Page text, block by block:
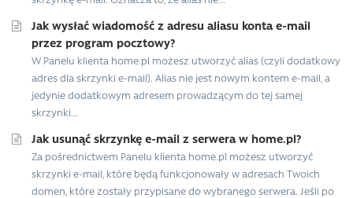
Jak wysłać wiadomość z adresu aliasu konta e-mail
przez program pocztowy?
W Panelu klienta home.pl możesz utworzyć alias (czyli dodatkowy
adres dla skrzynki e-mail). Alias nie jest nowym kontem e-mail, a
jedynie dodatkowym adresem prowadzącym do tej samej
skrzynki...
Jak usunąć skrzynkę e-mail z serwera w home.pl?
Za pośrednictwem Panelu klienta home.pl możesz utworzyć
skrzynki e-mail, które będą funkcjonowały w adresach Twoich
domen, które zostały przypisane do wybranego serwera. Jeśli po